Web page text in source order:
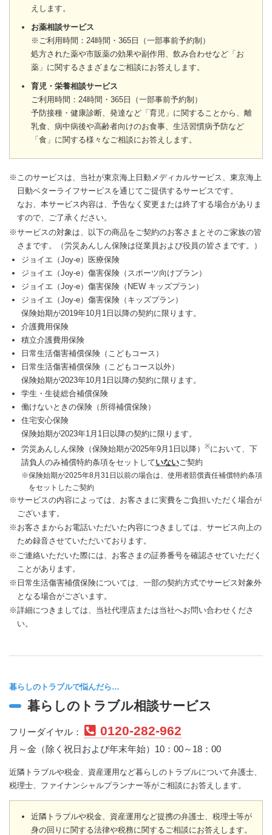
えします。
お薬相談サービス
※ご利用時間：24時間・365日（一部事前予約制）
処方された薬や市販薬の効果や副作用、飲み合わせなど「お
薬」に関するさまざまなご相談にお答えします。
育児・栄養相談サービス
ご利用時間：24時間・365日（一部事前予約制）
予防接種・健康診断、発達など「育児」に関することから、離
乳食、病中病後や高齢者向けのお食事、生活習慣病予防など
「食」に関する様々なご相談にお答えします。
※このサービスは、当社が東京海上日動メディカルサービス、東京海上
日動ベターライフサービスを通じてご提供するサービスです。
なお、本サービス内容は、予告なく変更または終了する場合がありま
すので、ご了承ください。
※サービスの対象は、以下の商品をご契約のお客さまとそのご家族の皆
さまです。（労災あんしん保険は従業員および役員の皆さまです。）
ジョイエ（Joy-e）医療保険
ジョイエ（Joy-e）傷害保険（スポーツ向けプラン）
ジョイエ（Joy-e）傷害保険（NEW キッズプラン）
ジョイエ（Joy-e）傷害保険（キッズプラン）
保険始期が2019年10月1日以降の契約に限ります。
介護費用保険
積立介護費用保険
日常生活傷害補償保険（こどもコース）
日常生活傷害補償保険（こどもコース以外）
保険始期が2023年10月1日以降の契約に限ります。
学生・生徒総合補償保険
働けないときの保険（所得補償保険）
住宅安心保険
保険始期が2023年1月1日以降の契約に限ります。
労災あんしん保険（保険始期が2025年9月1日以降）
※において、下
請負人のみ補償特約条項をセットしていないご契約
※保険始期が2025年8月31日以前の場合は、使用者賠償責任補償特約条項
をセットしたご契約
※サービスの内容によっては、お客さまに実費をご負担いただく場合が
ございます。
※お客さまからお電話いただいた内容につきましては、サービス向上の
ため録音させていただいております。
※ご連絡いただいた際には、お客さまの証券番号を確認させていただく
ことがあります。
※日常生活傷害補償保険については、一部の契約方式でサービス対象外
となる場合がございます。
※詳細につきましては、当社代理店または当社へお問い合わせくださ
い。
暮らしのトラブルで悩んだら…
暮らしのトラブル相談サービス
フリーダイヤル： 0120-282-962
月～金（除く祝日および年末年始）10：00～18：00
近隣トラブルや税金、資産運用など暮らしのトラブルについて弁護士、
税理士、ファイナンシャルプランナー等がご相談にお答えします。
近隣トラブルや税金、資産運用など提携の弁護士、税理士等が
身の回りに関する法律や税務に関するご相談にお答えします。